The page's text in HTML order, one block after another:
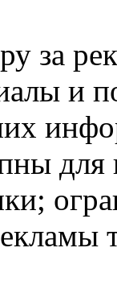
за
и
для